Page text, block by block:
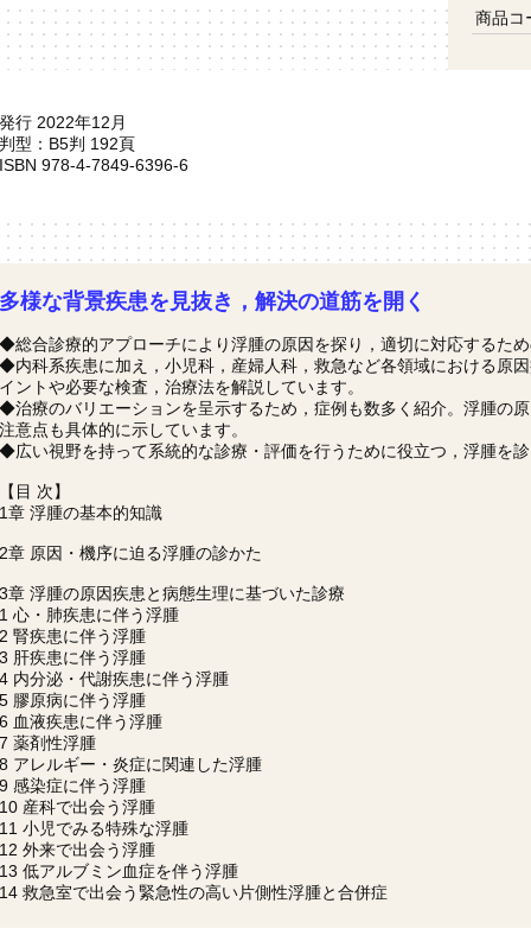
商品コ
発行 2022年12月
判型：B5判 192頁
ISBN 978-4-7849-6396-6
多様な背景疾患を見抜き，解決の道筋を開く
◆総合診療的アプローチにより浮腫の原因を探り，適切に対応するた
◆内科系疾患に加え，小児科，産婦人科，救急など各領域における原
イントや必要な検査，治療法を解説しています。
◆治療のバリエーションを呈示するため，症例も数多く紹介。浮腫の
注意点も具体的に示しています。
◆広い視野を持って系統的な診療・評価を行うために役立つ，浮腫を
【目 次】
1章 浮腫の基本的知識
2章 原因・機序に迫る浮腫の診かた
3章 浮腫の原因疾患と病態生理に基づいた診療
1 心・肺疾患に伴う浮腫
2 腎疾患に伴う浮腫
3 肝疾患に伴う浮腫
4 内分泌・代謝疾患に伴う浮腫
5 膠原病に伴う浮腫
6 血液疾患に伴う浮腫
7 薬剤性浮腫
8 アレルギー・炎症に関連した浮腫
9 感染症に伴う浮腫
10 産科で出会う浮腫
11 小児でみる特殊な浮腫
12 外来で出会う浮腫
13 低アルブミン血症を伴う浮腫
14 救急室で出会う緊急性の高い片側性浮腫と合併症